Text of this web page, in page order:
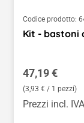
Codice prodotto:
Kit - bastoni
Prezzo
47,19 €
(3,93 € / 1 pezzi)
Prezzi incl.